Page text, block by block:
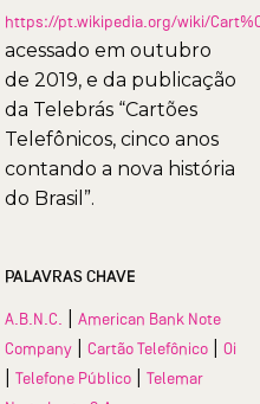
https://pt.wikipedia.org/wiki/
acessado em outubro
de 2019, e da publicação
da Telebrás “Cartões
Telefônicos, cinco anos
contando a nova história
do Brasil”.
PALAVRAS CHAVE
A.B.N.C.
American Bank Note
Company
Cartão Telefônico Oi
Telefone Público
Telemar